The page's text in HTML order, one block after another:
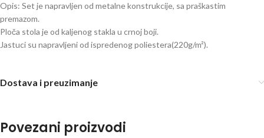
Opis: Set je napravljen od metalne konstrukcije, sa praškastim
premazom.
Ploča stola je od kaljenog stakla u crnoj boji.
Jastuci su napravljeni od ispredenog poliestera(220g/m²).
Dostava i preuzimanje
Povezani proizvodi